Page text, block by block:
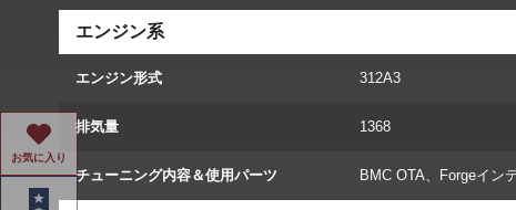
エンジン系
エンジン形式 312A3
排気量 1368
チューニング内容＆使用パーツ BMC OTA、Forgeイン
お気に入り